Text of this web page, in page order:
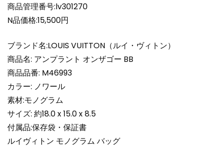
ト
オ
ザ
ゴ
ー
BB
ブ
ラ
ッ
ク
LOUIS
VUITTON
商品管理番号:lv301270
N品価格:15,500円
ブランド名:LOUIS VUITTON（ルイ・ヴィトン）
商品名: アンプラント オンザゴー BB
商品品番: M46993
カラー: ノワール
素材:モノグラム
サイズ: 約18.0 x 15.0 x 8.5
付属品:保存袋・保証書
ルイヴィトン モノグラム バッグ